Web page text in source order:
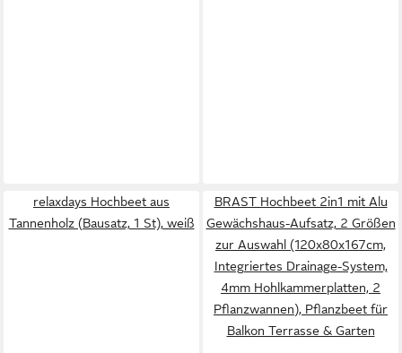
relaxdays Hochbeet aus
Tannenholz (Bausatz, 1 St), weiß
BRAST Hochbeet 2in1 mit Alu
Gewächshaus-Aufsatz, 2 Größen
zur Auswahl (120x80x167cm,
Integriertes Drainage-System,
4mm Hohlkammerplatten, 2
Pflanzwannen), Pflanzbeet für
Balkon Terrasse & Garten